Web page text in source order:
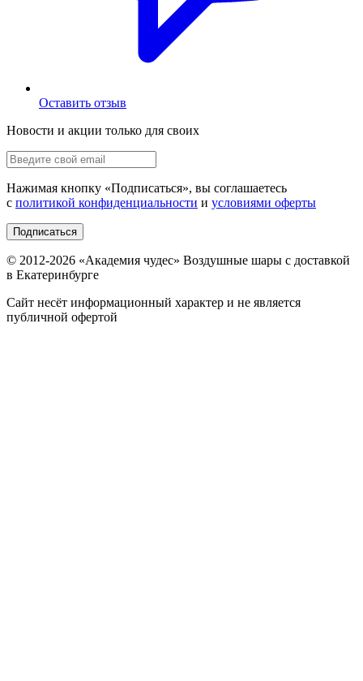
Оставить отзыв
Новости и акции только для своих
Нажимая кнопку «Подписаться», вы соглашаетесь
с политикой конфиденциальности и условиями оферты
Подписаться
© 2012-2026 «Академия чудес» Воздушные шары с доставкой
в Екатеринбурге
Сайт несёт информационный характер и не является
публичной офертой